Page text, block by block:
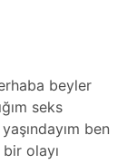
beyler
seks
ben
olayı